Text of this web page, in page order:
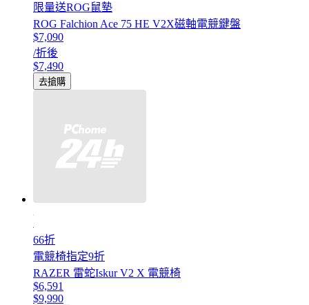
限量送ROG鼠墊
ROG Falchion Ace 75 HE V2X磁軸電競鍵盤
$7,090
/折後
$7,490
去搶購
66折
電競椅指定9折
RAZER 雷蛇Iskur V2 X 電競椅
$6,591
$9,990